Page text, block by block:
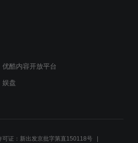
优酷内容开放平台
娱盘
可证：新出发京批字第直150118号